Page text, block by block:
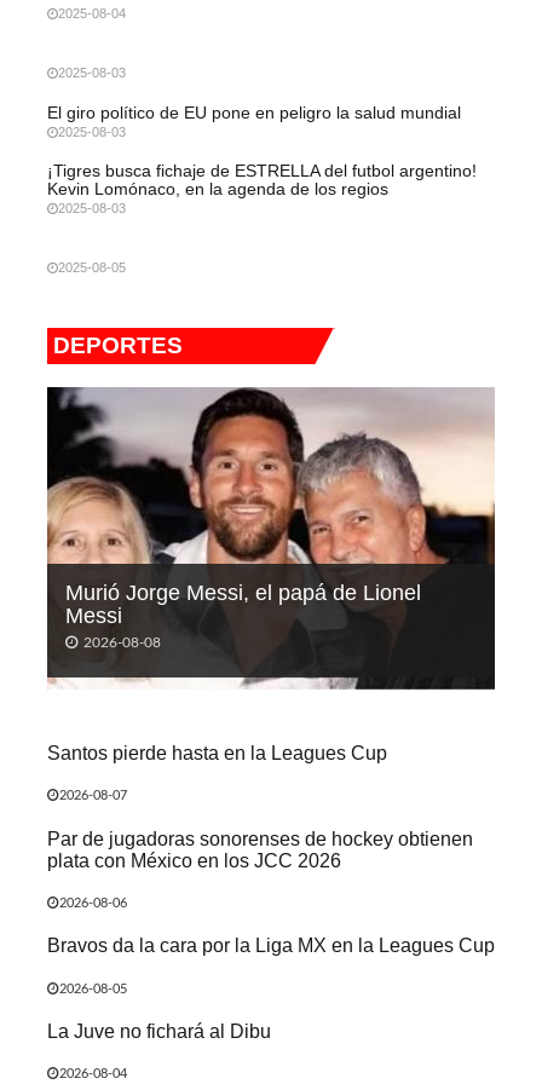
2025-08-04
2025-08-03
El giro político de EU pone en peligro la salud mundial
2025-08-03
¡Tigres busca fichaje de ESTRELLA del futbol argentino!
Kevin Lomónaco, en la agenda de los regios
2025-08-03
2025-08-05
DEPORTES
Murió Jorge Messi, el papá de Lionel
Messi
2026-08-08
Santos pierde hasta en la Leagues Cup
2026-08-07
Par de jugadoras sonorenses de hockey obtienen
plata con México en los JCC 2026
2026-08-06
Bravos da la cara por la Liga MX en la Leagues Cup
2026-08-05
La Juve no fichará al Dibu
2026-08-04